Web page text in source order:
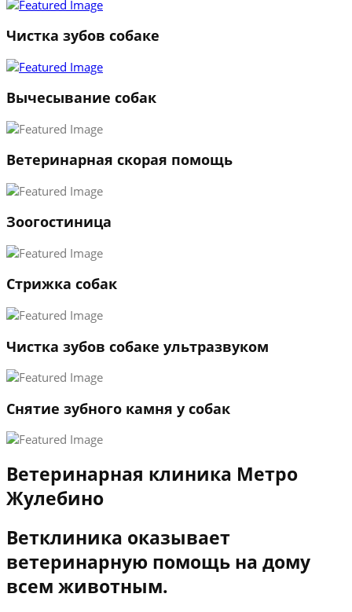
2
→
Чистка зубов собаке
Вычесывание собак
Ветеринарная скорая помощь
Зоогостиница
Стрижка собак
Чистка зубов собаке ультразвуком
Снятие зубного камня у собак
Ветеринарная клиника Метро
Жулебино
Ветклиника оказывает
ветеринарную помощь на дому
всем животным.